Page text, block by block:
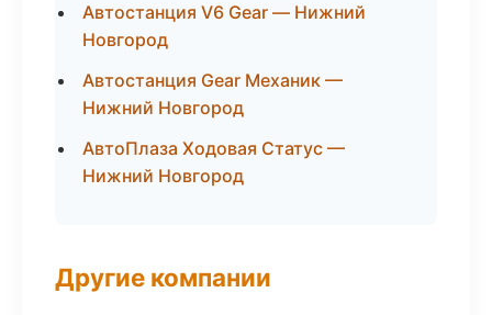
Автостанция V6 Gear — Нижний
Новгород
Автостанция Gear Механик —
Нижний Новгород
АвтоПлаза Ходовая Статус —
Нижний Новгород
Другие компании